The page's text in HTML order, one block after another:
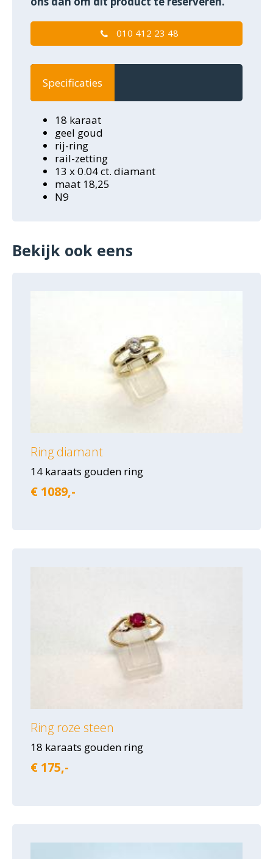
010 412 23 48
Specificaties
18 karaat
geel goud
rij-ring
rail-zetting
13 x 0.04 ct. diamant
maat 18,25
N9
Bekijk ook eens
Ring diamant
14 karaats gouden ring
€ 1089,-
Ring roze steen
18 karaats gouden ring
€ 175,-